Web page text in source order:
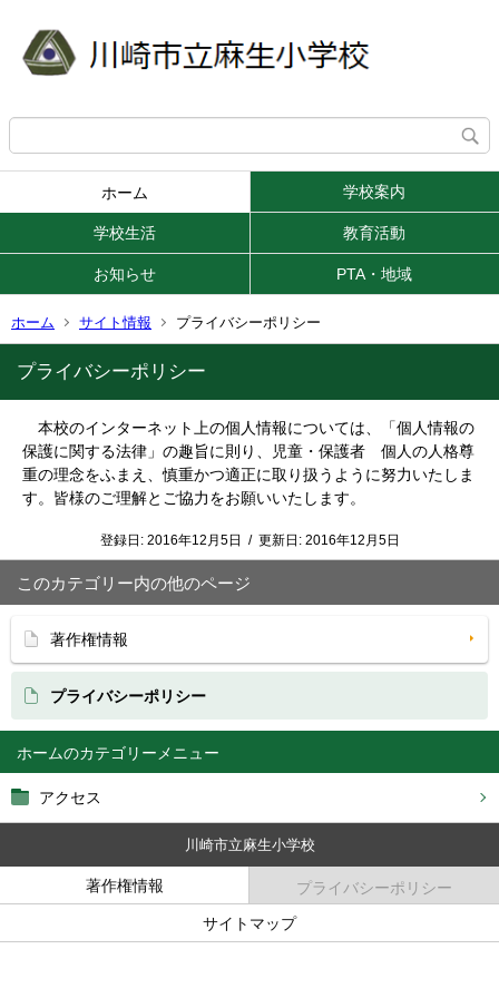
ホーム 学校案内
学校生活 教育活動
お知らせ PTA・地域
ホーム サイト情報 プライバシーポリシー
ホーム
アクセス
プライバシーポリシー
本校のインターネット上の個人情報については、「個人情報の
保護に関する法律」の趣旨に則り、児童・保護者 個人の人格尊
重の理念をふまえ、慎重かつ適正に取り扱うように努力いたしま
す。 皆様のご理解とご協力をお願いいたします。
登録日: 2016年12月5日 / 更新日: 2016年12月5日
このカテゴリー内の他のページ
著作権情報
プライバシーポリシー
川崎市立麻生小学校
著作権情報
プライバシーポリシー
サイトマップ